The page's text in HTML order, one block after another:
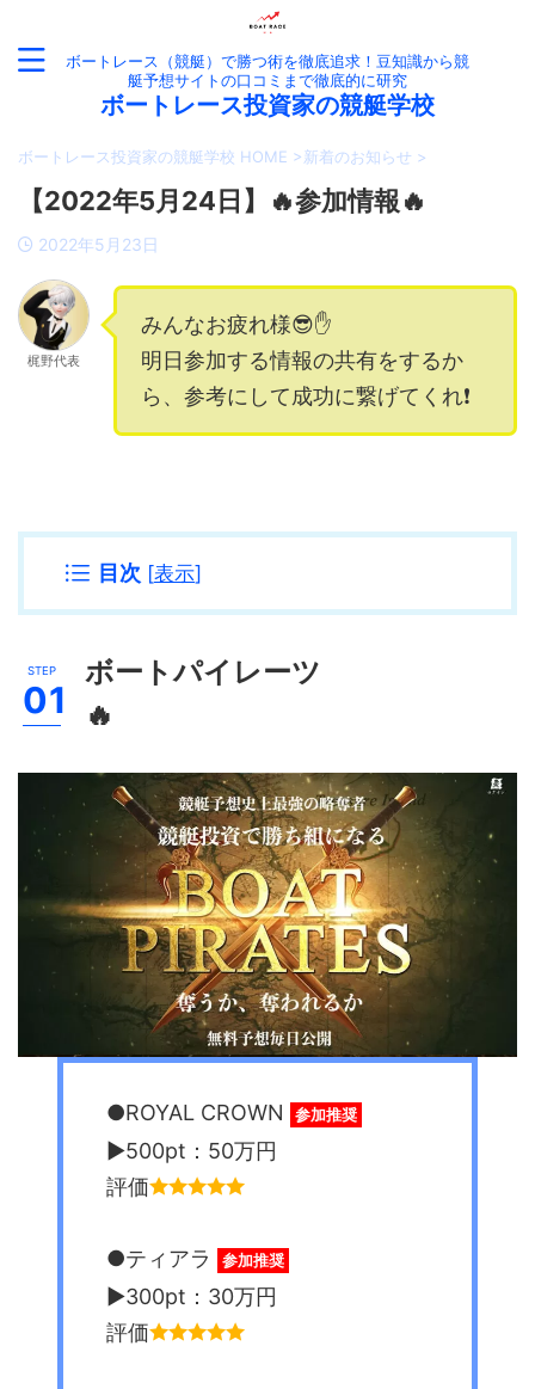
ボートレース（競艇）で勝つ術を徹底追求！豆知識から競
艇予想サイトの口コミまで徹底的に研究
ボートレース投資家の競艇学校
ボートレース投資家の競艇学校 HOME >新着のお知らせ >
【2022年5月24日】🔥参加情報🔥
2022年5月23日
梶野代表
みんなお疲れ様😎✋
明日参加する情報の共有をするか
ら、参考にして成功に繋げてくれ❗️
目次 [表示]
ボートパイレーツ
🔥
●ROYAL CROWN 参加推奨
▶︎500pt：50万円
評価
●ティアラ 参加推奨
▶︎300pt：30万円
評価